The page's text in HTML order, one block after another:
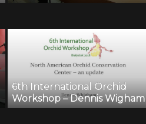
6th International Orchid
Workshop – Dennis Wigham